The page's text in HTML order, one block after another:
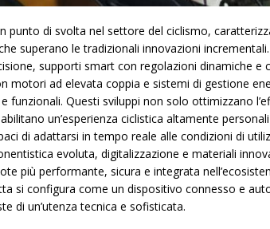
punto di svolta nel settore del ciclismo,
superano le tradizionali innovazioni
supporti smart con regolazioni dinamiche e
motori ad elevata coppia e sistemi di gestione
funzionali. Questi sviluppi non solo ottimizzano
un’esperienza ciclistica altamente
di adattarsi in tempo reale alle condizioni di
evoluta, digitalizzazione e materiali
più performante, sicura e integrata
si configura come un dispositivo connesso e
di un’utenza tecnica e sofisticata.